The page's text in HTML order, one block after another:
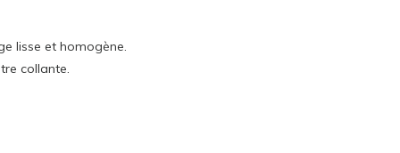
lisse et homogène.
collante.